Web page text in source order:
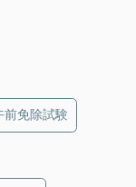
前免除試験